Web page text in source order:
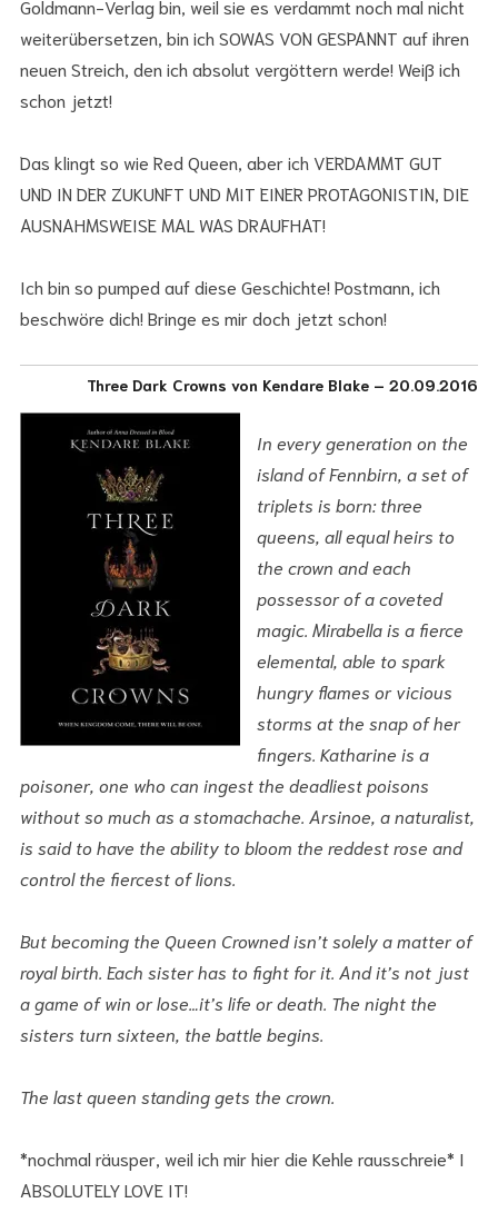
Goldmann-Verlag bin, weil sie es verdammt noch mal nicht
weiterübersetzen, bin ich SOWAS VON GESPANNT auf ihren
neuen Streich, den ich absolut vergöttern werde! Weiß ich
schon jetzt!
Das klingt so wie Red Queen, aber ich VERDAMMT GUT
UND IN DER ZUKUNFT UND MIT EINER PROTAGONISTIN, DIE
AUSNAHMSWEISE MAL WAS DRAUFHAT!
Ich bin so pumped auf diese Geschichte! Postmann, ich
beschwöre dich! Bringe es mir doch jetzt schon!
Three Dark Crowns von Kendare Blake – 20.09.2016
In every generation on the
island of Fennbirn, a set of
triplets is born: three
queens, all equal heirs to
the crown and each
possessor of a coveted
magic. Mirabella is a fierce
elemental, able to spark
hungry flames or vicious
storms at the snap of her
fingers. Katharine is a
poisoner, one who can ingest the deadliest poisons
without so much as a stomachache. Arsinoe, a naturalist,
is said to have the ability to bloom the reddest rose and
control the fiercest of lions.
But becoming the Queen Crowned isn’t solely a matter of
royal birth. Each sister has to fight for it. And it’s not just
a game of win or lose…it’s life or death. The night the
sisters turn sixteen, the battle begins.
The last queen standing gets the crown.
*nochmal räusper, weil ich mir hier die Kehle rausschreie* I
ABSOLUTELY LOVE IT!